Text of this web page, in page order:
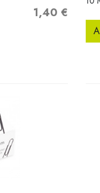
Precio
1,40 €